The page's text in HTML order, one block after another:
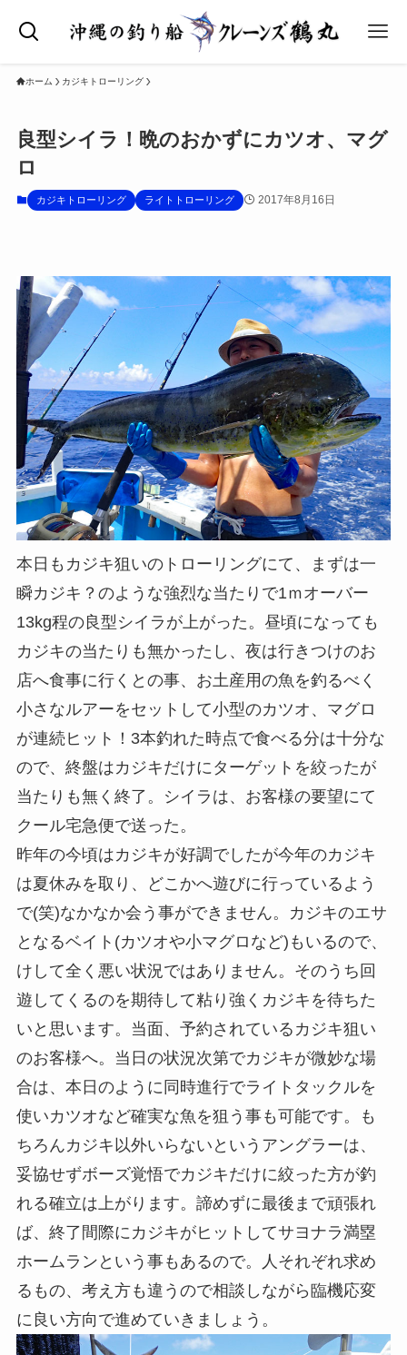
ホーム カジキトローリング
良型シイラ！晩のおかずにカツオ、マグ
ロ
カジキトローリング ライトトローリング 2017年8月16日
本日もカジキ狙いのトローリングにて、まずは一
瞬カジキ？のような強烈な当たりで1ｍオーバー
13kg程の良型シイラが上がった。昼頃になっても
カジキの当たりも無かったし、夜は行きつけのお
店へ食事に行くとの事、お土産用の魚を釣るべく
小さなルアーをセットして小型のカツオ、マグロ
が連続ヒット！3本釣れた時点で食べる分は十分な
ので、終盤はカジキだけにターゲットを絞ったが
当たりも無く終了。シイラは、お客様の要望にて
クール宅急便で送った。
昨年の今頃はカジキが好調でしたが今年のカジキ
は夏休みを取り、どこかへ遊びに行っているよう
で(笑)なかなか会う事ができません。カジキのエサ
となるベイト(カツオや小マグロなど)もいるので、
けして全く悪い状況ではありません。そのうち回
遊してくるのを期待して粘り強くカジキを待ちた
いと思います。当面、予約されているカジキ狙い
のお客様へ。当日の状況次第でカジキが微妙な場
合は、本日のように同時進行でライトタックルを
使いカツオなど確実な魚を狙う事も可能です。も
ちろんカジキ以外いらないというアングラーは、
妥協せずボーズ覚悟でカジキだけに絞った方が釣
れる確立は上がります。諦めずに最後まで頑張れ
ば、終了間際にカジキがヒットしてサヨナラ満塁
ホームランという事もあるので。人それぞれ求め
るもの、考え方も違うので相談しながら臨機応変
に良い方向で進めていきましょう。